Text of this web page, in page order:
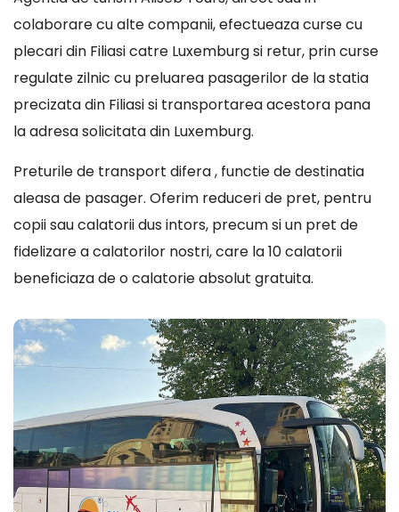
colaborare cu alte companii, efectueaza curse cu
plecari din Filiasi catre Luxemburg si retur, prin curse
regulate zilnic cu preluarea pasagerilor de la statia
precizata din Filiasi si transportarea acestora pana
la adresa solicitata din Luxemburg.
Preturile de transport difera , functie de destinatia
aleasa de pasager. Oferim reduceri de pret, pentru
copii sau calatorii dus intors, precum si un pret de
fidelizare a calatorilor nostri, care la 10 calatorii
beneficiaza de o calatorie absolut gratuita.